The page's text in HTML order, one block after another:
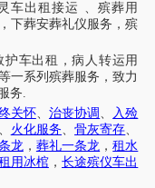
车出租接运 、殡葬用
下葬安葬礼仪服务，殡
车出租，病人转运用
一系列殡葬服务，致力
务.
关怀、 治丧协调 、
入殓
、 火化服务、骨灰寄存、
龙， 葬礼一条龙 ，租水
用冰棺， 长途殡仪车出